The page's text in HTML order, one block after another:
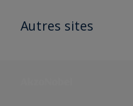
Ouvrir un magasin PASS
Autres sites